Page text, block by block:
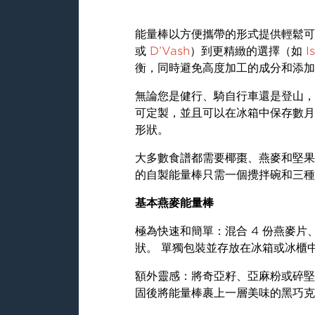
能量棒以方便攜帶的形式提供輕鬆
或 D’Vash）到更精緻的選擇（如
衡，同時避免高度加工的成分和添
無論您是健行、騎自行車還是登山
可定製，並且可以在冰箱中保存數
形狀。
大多數食譜都需要椰棗、燕麥和堅
的自製能量棒只需一個攪拌碗和三
基本燕麥能量棒
極為快速和簡單：混合 4 份燕麥片
狀。 單獨包裝並存放在冰箱或冰櫃
額外靈感：將奇亞籽、亞麻粉或碎
固後將能量棒裹上一層美味的黑巧